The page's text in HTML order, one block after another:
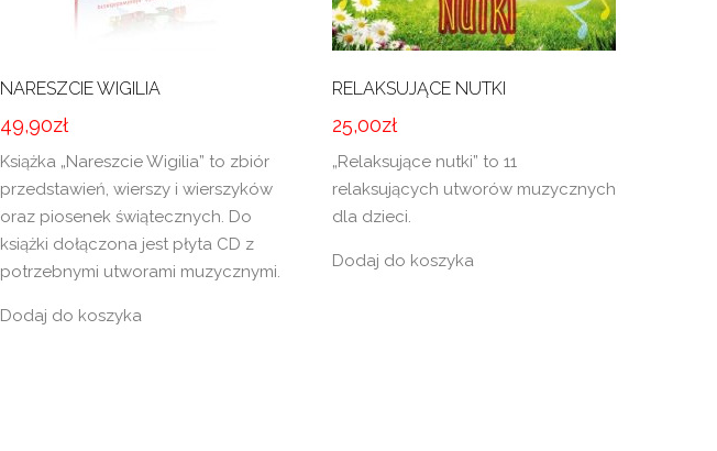
NARESZCIE WIGILIA
49,90zł
Książka „Nareszcie Wigilia” to zbiór
przedstawień, wierszy i wierszyków
oraz piosenek świątecznych. Do
książki dołączona jest płyta CD z
potrzebnymi utworami muzycznymi.
Dodaj do koszyka
RELAKSUJĄCE NUTKI
25,00zł
„Relaksujące nutki” to 11
relaksujących utworów muzycznych
dla dzieci.
Dodaj do koszyka